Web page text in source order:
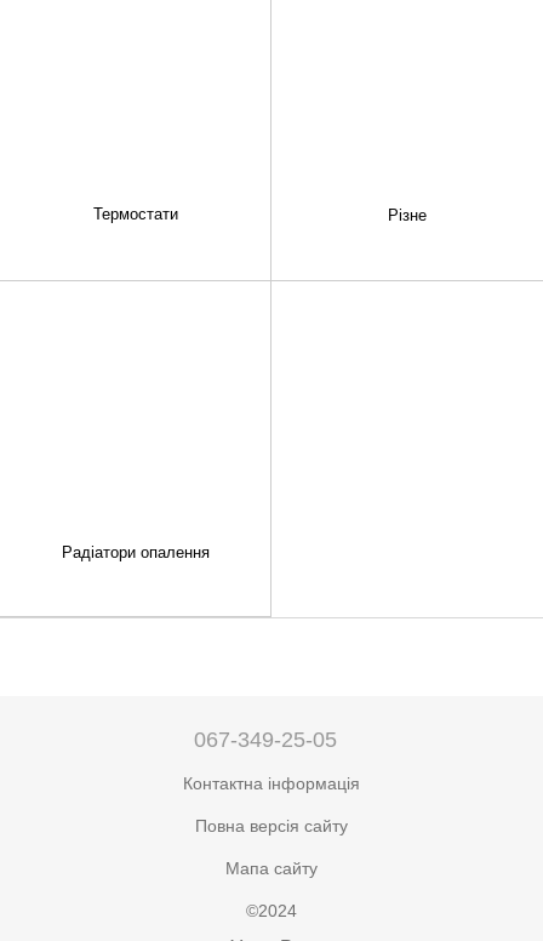
Термостати Різне
Радіатори опалення
067-349-25-05
Контактна інформація
Повна версія сайту
Мапа сайту
©2024